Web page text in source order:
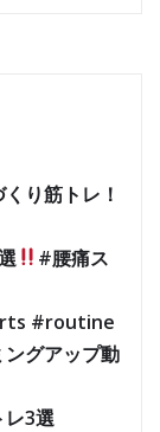
り筋トレ！
#腰痛ス
#routine
グアップ動
レ3選